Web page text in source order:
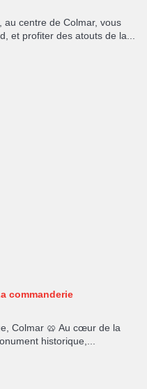
au centre de Colmar, vous
et profiter des atouts de la...
commanderie
Colmar 🥨 Au cœur de la
historique,...